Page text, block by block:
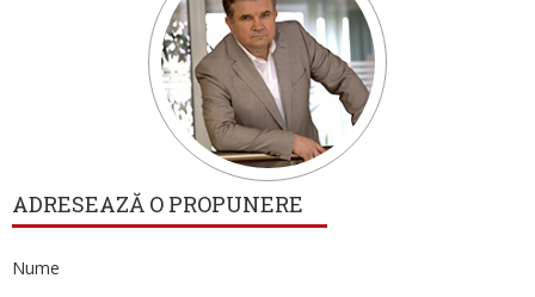
ADRESEAZĂ O PROPUNERE
Nume